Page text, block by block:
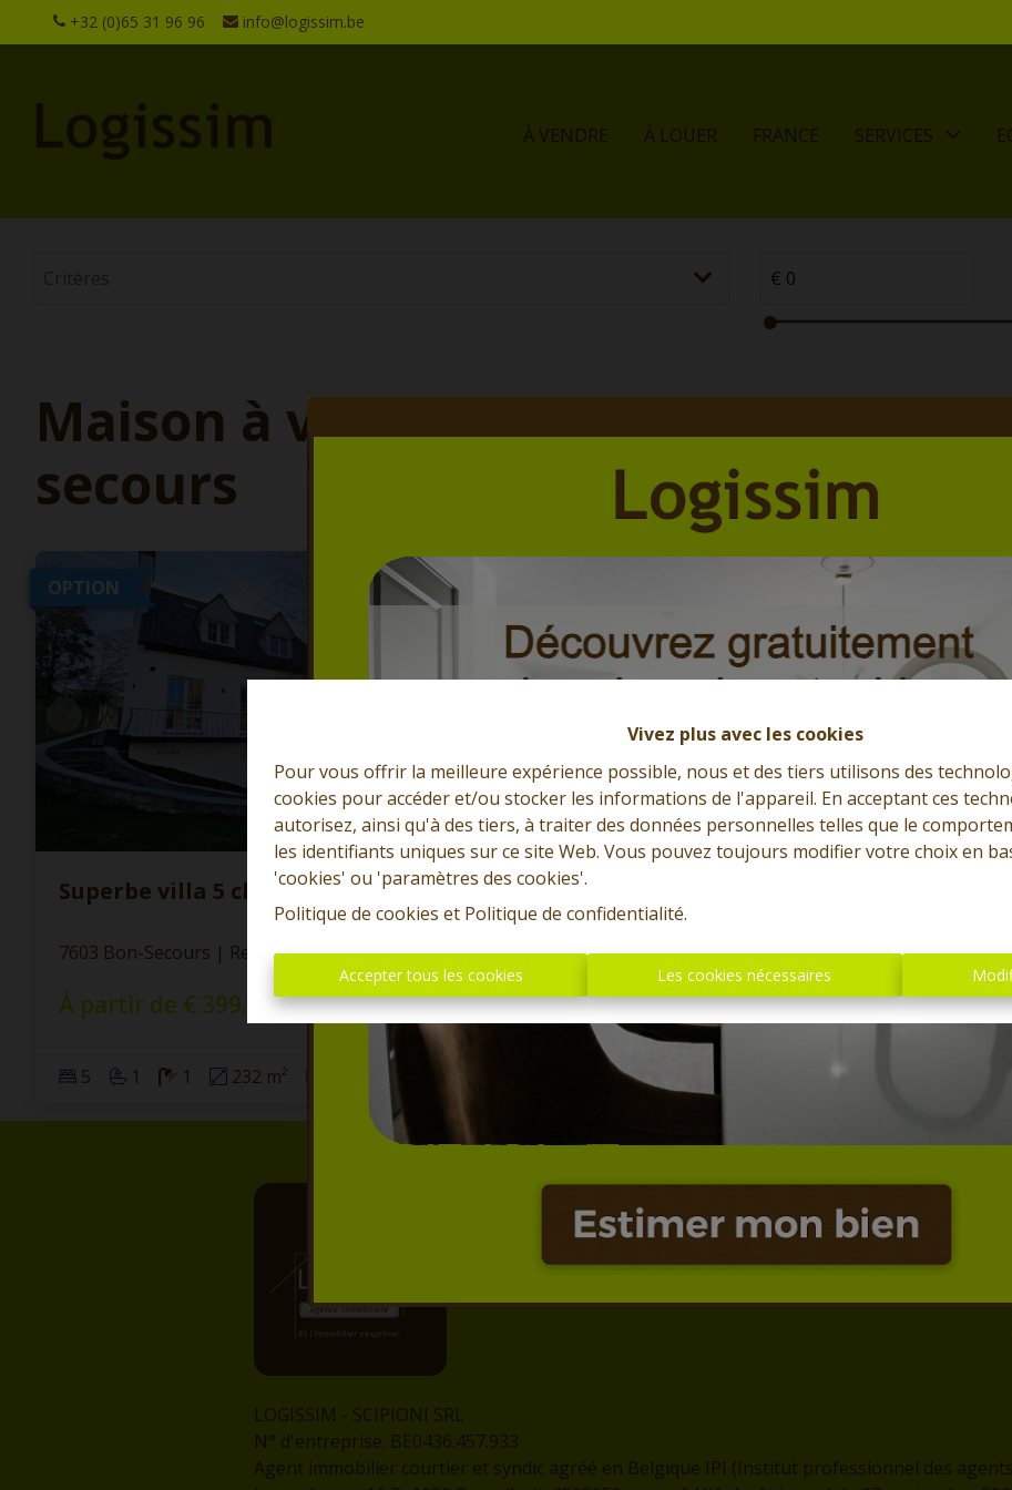
Vivez plus avec les cookies
Pour vous offrir la meilleure expérience possible, nous et des tiers utilisons des
cookies pour accéder et/ou stocker les informations de l'appareil. En acceptant ces
autorisez, ainsi qu'à des tiers, à traiter des données personnelles telles que le
les identifiants uniques sur ce site Web. Vous pouvez toujours modifier votre choix en
'cookies' ou 'paramètres des cookies'.
Politique de cookies et Politique de confidentialité.
Accepter tous les cookies Les cookies nécessaires
+32 (0)65 31 96 96 info@logissim.be
À VENDRE À LOUER FRANCE SERVICES
Maison à vendre à Bon-
secours
OPTION
Superbe villa 5 chambres. PEB B !
7603 Bon-Secours | Ref 12945
À partir de € 399.500
5 1 1 232 m² 871 m²
Adresse
rue de l'Eglise, 1
Contact
LOGISSIM - SCIPIONI SRL
N° d'entreprise: BE0436.457.933
Agent immobilier courtier et syndic agréé en Belgique IPI (Institut professionnel des